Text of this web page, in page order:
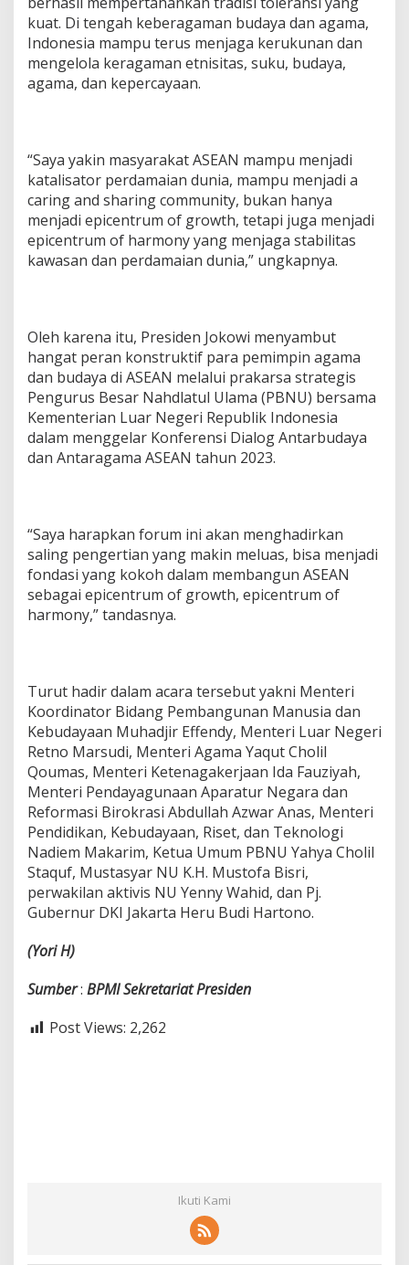
kuat. Di tengah keberagaman budaya dan agama,
Indonesia mampu terus menjaga kerukunan dan
mengelola keragaman etnisitas, suku, budaya,
agama, dan kepercayaan.
“Saya yakin masyarakat ASEAN mampu menjadi
katalisator perdamaian dunia, mampu menjadi a
caring and sharing community, bukan hanya
menjadi epicentrum of growth, tetapi juga menjadi
epicentrum of harmony yang menjaga stabilitas
kawasan dan perdamaian dunia,” ungkapnya.
Oleh karena itu, Presiden Jokowi menyambut
hangat peran konstruktif para pemimpin agama
dan budaya di ASEAN melalui prakarsa strategis
Pengurus Besar Nahdlatul Ulama (PBNU) bersama
Kementerian Luar Negeri Republik Indonesia
dalam menggelar Konferensi Dialog Antarbudaya
dan Antaragama ASEAN tahun 2023.
“Saya harapkan forum ini akan menghadirkan
saling pengertian yang makin meluas, bisa menjadi
fondasi yang kokoh dalam membangun ASEAN
sebagai epicentrum of growth, epicentrum of
harmony,” tandasnya.
Turut hadir dalam acara tersebut yakni Menteri
Koordinator Bidang Pembangunan Manusia dan
Kebudayaan Muhadjir Effendy, Menteri Luar Negeri
Retno Marsudi, Menteri Agama Yaqut Cholil
Qoumas, Menteri Ketenagakerjaan Ida Fauziyah,
Menteri Pendayagunaan Aparatur Negara dan
Reformasi Birokrasi Abdullah Azwar Anas, Menteri
Pendidikan, Kebudayaan, Riset, dan Teknologi
Nadiem Makarim, Ketua Umum PBNU Yahya Cholil
Staquf, Mustasyar NU K.H. Mustofa Bisri,
perwakilan aktivis NU Yenny Wahid, dan Pj.
Gubernur DKI Jakarta Heru Budi Hartono.
(YoriH)
Sumber: BPMISekretariatPresiden
Post Views: 2,262
Ikuti Kami